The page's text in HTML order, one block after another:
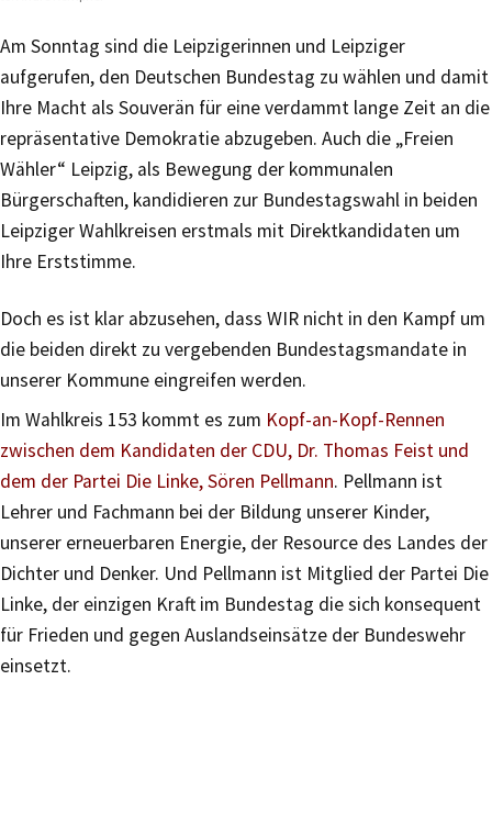
Am Sonntag sind die Leipzigerinnen und Leipziger
aufgerufen, den Deutschen Bundestag zu wählen und damit
Ihre Macht als Souverän für eine verdammt lange Zeit an die
repräsentative Demokratie abzugeben. Auch die „Freien
Wähler“ Leipzig, als Bewegung der kommunalen
Bürgerschaften, kandidieren zur Bundestagswahl in beiden
Leipziger Wahlkreisen erstmals mit Direktkandidaten um
Ihre Erststimme.
Doch es ist klar abzusehen, dass WIR nicht in den Kampf um
die beiden direkt zu vergebenden Bundestagsmandate in
unserer Kommune eingreifen werden.
Im Wahlkreis 153 kommt es zum Kopf-an-Kopf-Rennen
zwischen dem Kandidaten der CDU, Dr. Thomas Feist und
dem der Partei Die Linke, Sören Pellmann. Pellmann ist
Lehrer und Fachmann bei der Bildung unserer Kinder,
unserer erneuerbaren Energie, der Resource des Landes der
Dichter und Denker. Und Pellmann ist Mitglied der Partei Die
Linke, der einzigen Kraft im Bundestag die sich konsequent
für Frieden und gegen Auslandseinsätze der Bundeswehr
einsetzt.